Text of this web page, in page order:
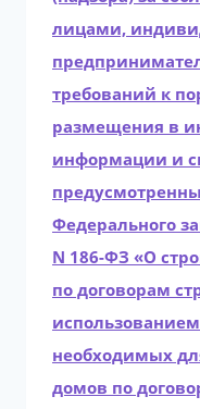
лицами,
требований к
размещения в
информации и
Федерального
N 186-ФЗ «О
по договорам
необходимых
домов по